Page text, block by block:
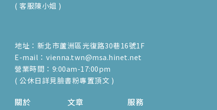
( 客服陳小姐 )
地址：新北市蘆洲區光復路30巷16號1F
E-mail：vienna.twn@msa.hinet.net
營業時間：9:00am-17:00pm
( 公休日詳見臉書粉專置頂文 )
關於 文章 服務